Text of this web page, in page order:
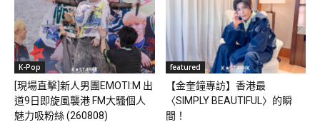
K-Pop
[現場直擊]新人男團EMOTI:M 出
道9日即旋風襲港 FM大騷個人
魅力吸粉絲 (260808)
featured
【金奎鐘專訪】香港最
〈SIMPLY BEAUTIFUL〉的瞬
間！